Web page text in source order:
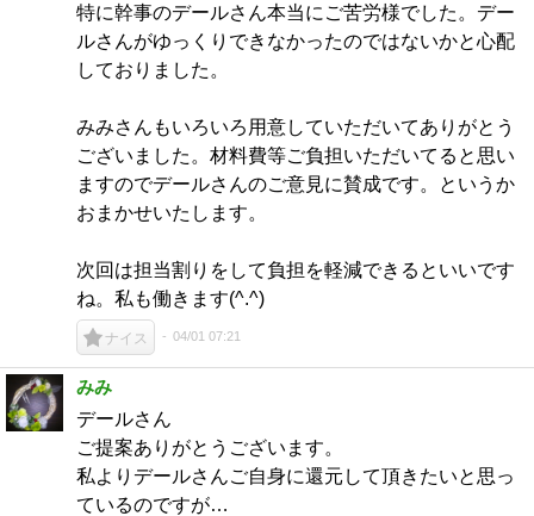
特に幹事のデールさん本当にご苦労様でした。デー
ルさんがゆっくりできなかったのではないかと心配
しておりました。
みみさんもいろいろ用意していただいてありがとう
ございました。材料費等ご負担いただいてると思い
ますのでデールさんのご意見に賛成です。というか
おまかせいたします。
次回は担当割りをして負担を軽減できるといいです
ね。私も働きます(^.^)
ナイス 04/01 07:21
みみ
デールさん
ご提案ありがとうございます。
私よりデールさんご自身に還元して頂きたいと思っ
ているのですが…